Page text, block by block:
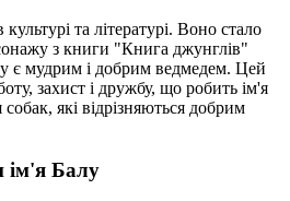
та літературі. Воно стало
з книги "Книга джунглів"
є мудрим і добрим ведмедем. Цей
захист і дружбу, що робить ім'я
які відрізняються добрим
ім'я Балу